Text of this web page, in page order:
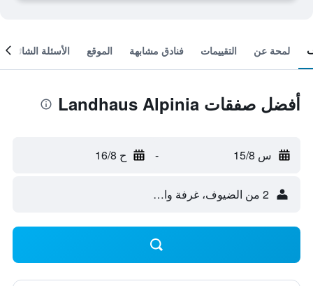
لمحة عن التقييمات فنادق مشابهة الموقع الأسئلة الشائعة
أفضل صفقات Landhaus Alpinia
س 15/8 - ح 16/8
2 من الضيوف، غرفة واحدة